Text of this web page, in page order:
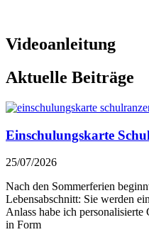
Videoanleitung
Aktuelle Beiträge
Einschulungskarte
25/07/2026
Nach den Sommerferien
Lebensabschnitt: Sie werden
Anlass habe ich
in Form